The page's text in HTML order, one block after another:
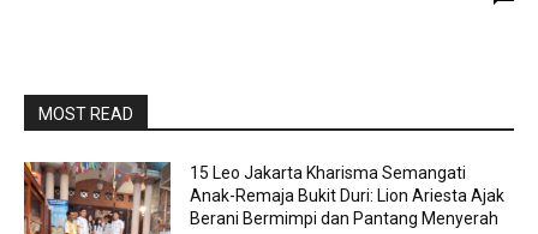
MOST READ
15 Leo Jakarta Kharisma Semangati
Anak-Remaja Bukit Duri: Lion Ariesta Ajak
Berani Bermimpi dan Pantang Menyerah